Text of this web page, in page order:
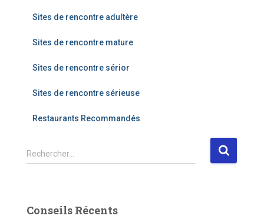
Sites de rencontre adultère
Sites de rencontre mature
Sites de rencontre sérior
Sites de rencontre sérieuse
Restaurants Recommandés
R
e
r
Rechercher…
Conseils Récents